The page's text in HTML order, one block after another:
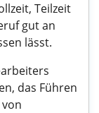
Teilzeit
gut an
lässt.
das Führen